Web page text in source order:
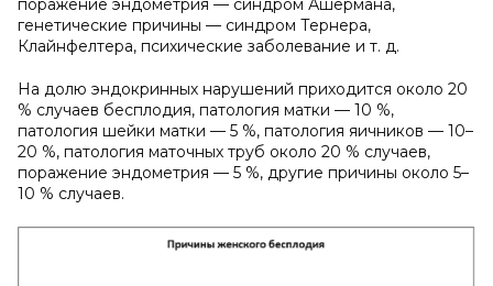
поражение эндометрия — синдром Ашермана,
генетические причины — синдром Тернера,
Клайнфелтера, психические заболевание и т. д.
На долю эндокринных нарушений приходится около 20
% случаев бесплодия, патология матки — 10 %,
патология шейки матки — 5 %, патология яичников — 10–
20 %, патология маточных труб около 20 % случаев,
поражение эндометрия — 5 %, другие причины около 5–
10 % случаев.